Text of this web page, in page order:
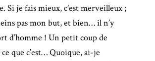
Si je fais mieux, c’est merveilleux ;
pas mon but, et bien… il n’y
d’homme ! Un petit coup de
que c’est… Quoique, ai-je